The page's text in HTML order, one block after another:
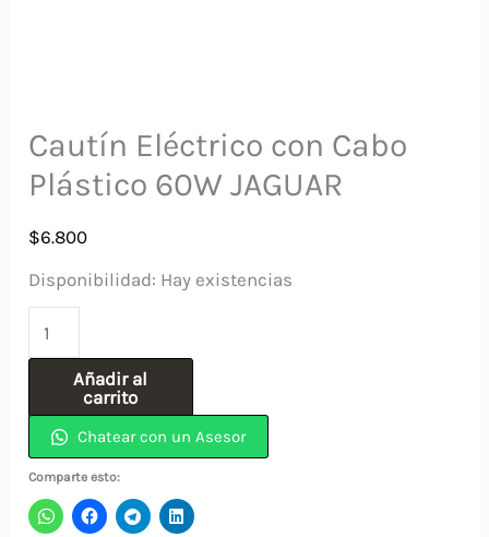
Cautín Eléctrico con Cabo
Plástico 60W JAGUAR
$6.800
Disponibilidad: Hay existencias
Eléctrico
Cabo
Plástico
60W
JAGUAR
Añadir al
carrito
Chatear con un Asesor
Comparte esto: